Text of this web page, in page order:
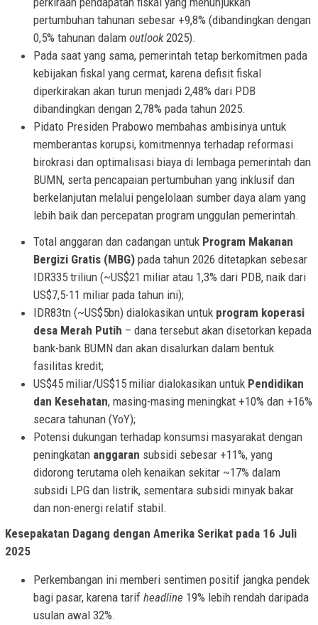
pertumbuhan tahunan sebesar +9,8% (dibandingkan dengan
0,5% tahunan dalam outlook2025).
Pada saat yang sama, pemerintah tetap berkomitmen pada
kebijakan fiskal yang cermat, karena defisit fiskal
diperkirakan akan turun menjadi 2,48% dari PDB
dibandingkan dengan 2,78% pada tahun 2025.
Pidato Presiden Prabowo membahas ambisinya untuk
memberantas korupsi, komitmennya terhadap reformasi
birokrasi dan optimalisasi biaya di lembaga pemerintah dan
BUMN, serta pencapaian pertumbuhan yang inklusif dan
berkelanjutan melalui pengelolaan sumber daya alam yang
lebih baik dan percepatan program unggulan pemerintah.
Total anggaran dan cadangan untuk Program Makanan
Bergizi Gratis (MBG) pada tahun 2026 ditetapkan sebesar
IDR335 triliun (~US$21 miliar atau 1,3% dari PDB, naik dari
US$7,5-11 miliar pada tahun ini);
IDR83tn (~US$5bn) dialokasikan untuk program koperasi
desa Merah Putih – dana tersebut akan disetorkan kepada
bank-bank BUMN dan akan disalurkan dalam bentuk
fasilitas kredit;
US$45 miliar/US$15 miliar dialokasikan untuk Pendidikan
dan Kesehatan, masing-masing meningkat +10% dan +16%
secara tahunan (YoY);
Potensi dukungan terhadap konsumsi masyarakat dengan
peningkatan anggaran subsidi sebesar +11%, yang
didorong terutama oleh kenaikan sekitar ~17% dalam
subsidi LPG dan listrik, sementara subsidi minyak bakar
dan non-energi relatif stabil.
Kesepakatan Dagang dengan Amerika Serikat pada 16 Juli
2025
Perkembangan ini memberi sentimen positif jangka pendek
bagi pasar, karena tarif headline 19% lebih rendah daripada
usulan awal 32%.